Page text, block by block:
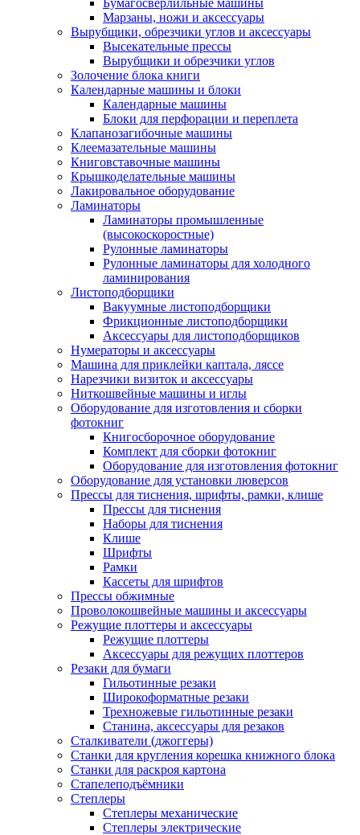
Марзаны, ножи и аксессуары
Вырубщики, обрезчики углов и аксессуары
Высекательные прессы
Вырубщики и обрезчики углов
Золочение блока книги
Календарные машины и блоки
Календарные машины
Блоки для перфорации и переплета
Клапанозагибочные машины
Клеемазательные машины
Книговставочные машины
Крышкоделательные машины
Лакировальное оборудование
Ламинаторы
Ламинаторы промышленные
(высокоскоростные)
Рулонные ламинаторы
Рулонные ламинаторы для холодного
ламинирования
Листоподборщики
Вакуумные листоподборщики
Фрикционные листоподборщики
Аксессуары для листоподборщиков
Нумераторы и аксессуары
Машина для приклейки каптала, ляссе
Нарезчики визиток и аксессуары
Ниткошвейные машины и иглы
Оборудование для изготовления и сборки
фотокниг
Книгосборочное оборудование
Комплект для сборки фотокниг
Оборудование для изготовления фотокниг
Оборудование для установки люверсов
Прессы для тиснения, шрифты, рамки, клише
Прессы для тиснения
Наборы для тиснения
Клише
Шрифты
Рамки
Кассеты для шрифтов
Прессы обжимные
Проволокошвейные машины и аксессуары
Режущие плоттеры и аксессуары
Режущие плоттеры
Аксессуары для режущих плоттеров
Резаки для бумаги
Гильотинные резаки
Широкоформатные резаки
Трехножевые гильотинные резаки
Станина, аксессуары для резаков
Сталкиватели (джоггеры)
Станки для кругления корешка книжного блока
Станки для раскроя картона
Стапелеподъёмники
Степлеры
Степлеры механические
Степлеры электрические